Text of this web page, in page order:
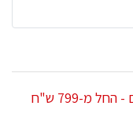
מפעיל קריוקי לאירועים - החל מ-799 ש"ח